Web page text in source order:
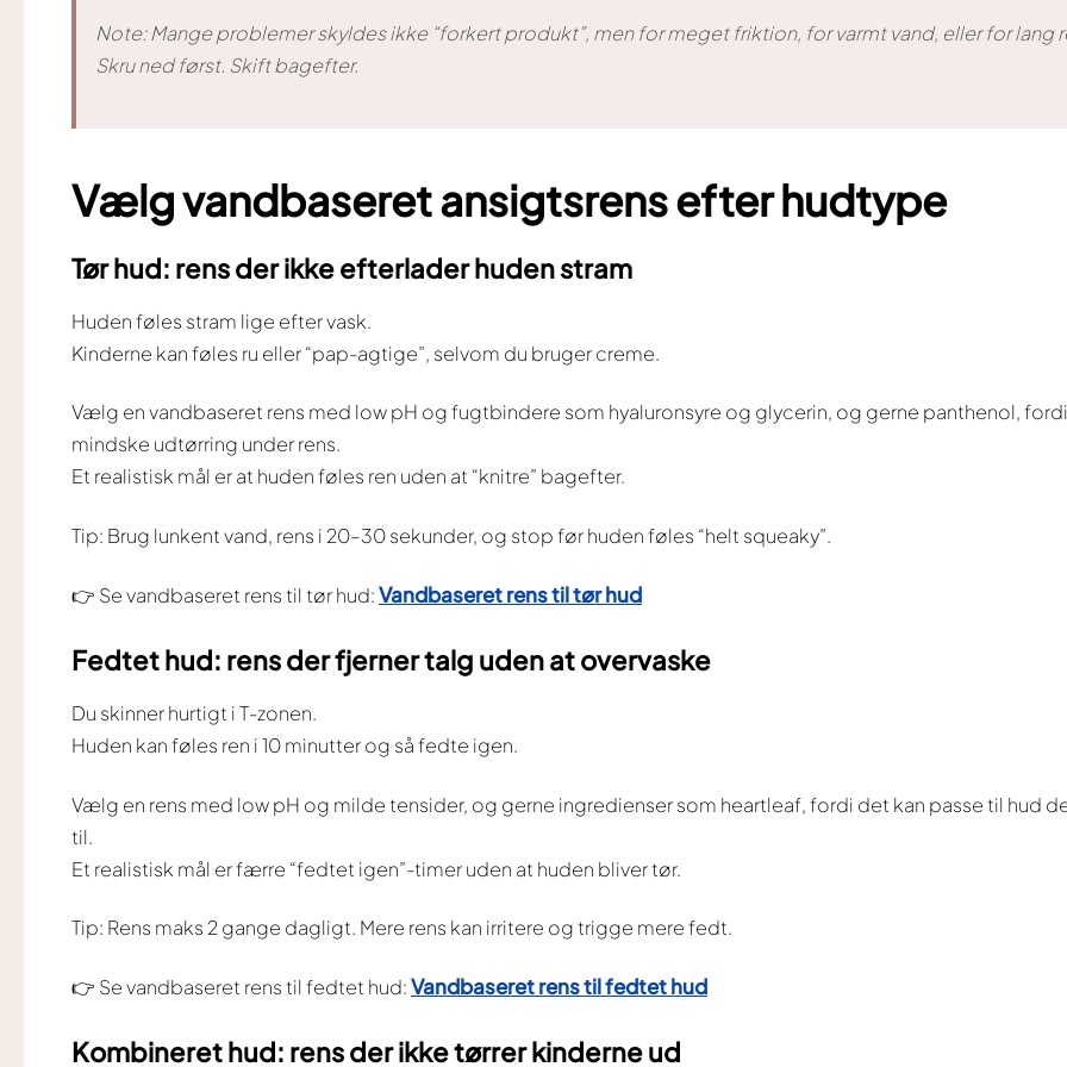
Note: Mange problemer skyldes ikke “forkert produkt”, men for meget friktion, for varmt vand, eller for lang
Skru ned først. Skift bagefter.
Vælg vandbaseret ansigtsrens efter hudtype
Tør hud: rens der ikke efterlader huden stram
Huden føles stram lige efter vask.
Kinderne kan føles ru eller “pap-agtige”, selvom du bruger creme.
Vælg en vandbaseret rens med low pH og fugtbindere som hyaluronsyre og glycerin, og gerne panthenol,
mindske udtørring under rens.
Et realistisk mål er at huden føles ren uden at “knitre” bagefter.
Tip: Brug lunkent vand, rens i 20–30 sekunder, og stop før huden føles “helt squeaky”.
👉 Se vandbaseret rens til tør hud:Vandbaseret rens til tør hud
Fedtet hud: rens der fjerner talg uden at overvaske
Du skinner hurtigt i T-zonen.
Huden kan føles ren i 10 minutter og så fedte igen.
Vælg en rens med low pH og milde tensider, og gerne ingredienser som heartleaf, fordi det kan passe til hud
til.
Et realistisk mål er færre “fedtet igen”-timer uden at huden bliver tør.
Tip: Rens maks 2 gange dagligt. Mere rens kan irritere og trigge mere fedt.
👉 Se vandbaseret rens til fedtet hud:Vandbaseret rens til fedtet hud
Kombineret hud: rens der ikke tørrer kinderne ud